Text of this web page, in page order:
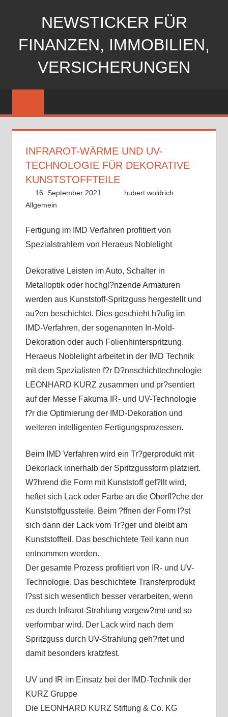
NEWSTICKER FÜR
FINANZEN, IMMOBILIEN,
VERSICHERUNGEN
INFRAROT-WÄRME UND UV-
TECHNOLOGIE FÜR DEKORATIVE
KUNSTSTOFFTEILE
16. September 2021
hubert woldrich
Allgemein
Fertigung im IMD Verfahren profitiert von
Spezialstrahlern von Heraeus Noblelight
Dekorative Leisten im Auto, Schalter in
Metalloptik oder hochgl?nzende Armaturen
werden aus Kunststoff-Spritzguss hergestellt und
au?en beschichtet. Dies geschieht h?ufig im
IMD-Verfahren, der sogenannten In-Mold-
Dekoration oder auch Folienhinterspritzung.
Heraeus Noblelight arbeitet in der IMD Technik
mit dem Spezialisten f?r D?nnschichttechnologie
LEONHARD KURZ zusammen und pr?sentiert
auf der Messe Fakuma IR- und UV-Technologie
f?r die Optimierung der IMD-Dekoration und
weiteren intelligenten Fertigungsprozessen.
Beim IMD Verfahren wird ein Tr?gerprodukt mit
Dekorlack innerhalb der Spritzgussform platziert.
W?hrend die Form mit Kunststoff gef?llt wird,
heftet sich Lack oder Farbe an die Oberfl?che der
Kunststoffgussteile. Beim ?ffnen der Form l?st
sich dann der Lack vom Tr?ger und bleibt am
Kunststoffteil. Das beschichtete Teil kann nun
entnommen werden.
Der gesamte Prozess profitiert von IR- und UV-
Technologie. Das beschichtete Transferprodukt
l?sst sich wesentlich besser verarbeiten, wenn
es durch Infrarot-Strahlung vorgew?rmt und so
verformbar wird. Der Lack wird nach dem
Spritzguss durch UV-Strahlung geh?rtet und
damit besonders kratzfest.
UV und IR im Einsatz bei der IMD-Technik der
KURZ Gruppe
Die LEONHARD KURZ Stiftung & Co. KG